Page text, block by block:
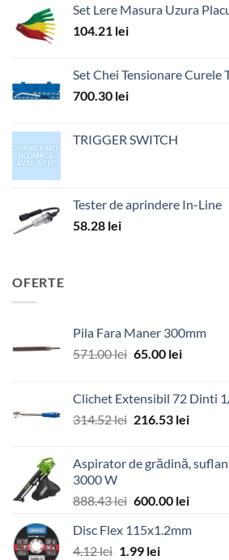
Set Lere Masura Uzura
104.21 lei
Set Chei Tensionare Curele
700.30 lei
TRIGGER SWITCH
Tester de aprindere In-Line
58.28 lei
OFERTE
Pila Fara Maner 300mm
571.00lei Prețul
fost:
571.00 lei.
65.00 leiPrețul
65.00
Clichet Extensibil 72 Dinti
314.52lei Prețul
fost:
216.53 leiPrețul
216.53
Aspirator de grădină,
3000 W
888.43lei Prețul
a
fost:
600.00 leiPrețul
este:
Disc Flex 115x1.2mm
4.12lei Prețul
1.99 leiPrețul